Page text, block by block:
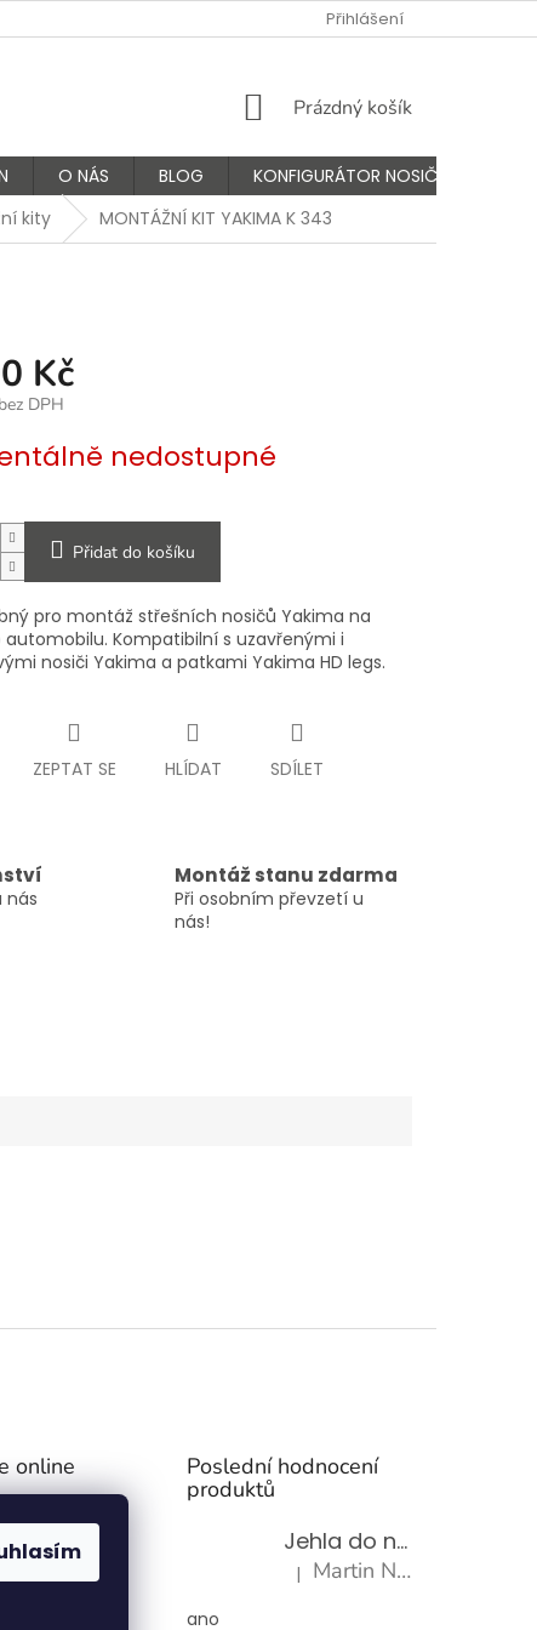
VÝMĚNA A VRÁCENÍ ZBOŽÍ
Přihlášení
NÁKUPNÍ
Prázdný košík
O NÁS BLOG
KONFIGURÁTOR NOSIČŮ
kity MONTÁŽNÍ KIT YAKIMA K 343
Kč
DPH
nedostupné
Přidat do košíku
pro montáž střešních nosičů Yakima na
Kompatibilní s uzavřenými i
nosiči Yakima a patkami Yakima HD legs.
ZEPTAT SE HLÍDAT SDÍLET
nás
Montáž stanu zdarma
Při osobním převzetí u
nás!
online Poslední hodnocení
produktů
Jehla do nádrže k nezávislému topení
Hodnocení produktu je 5 z 5
| Martin Nevrlý
ano